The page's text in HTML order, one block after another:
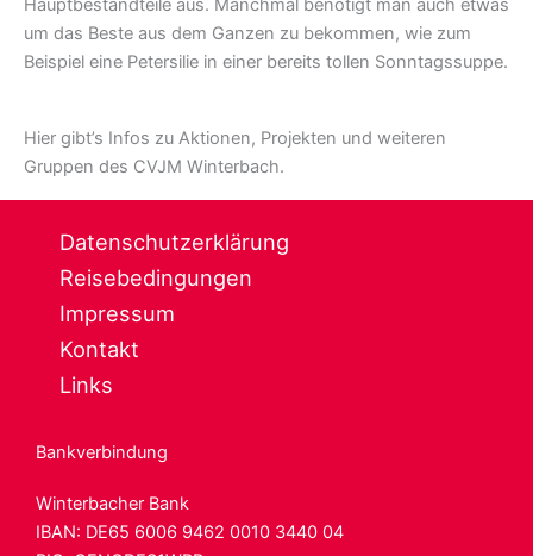
Hauptbestandteile aus. Manchmal benötigt man auch etwas
um das Beste aus dem Ganzen zu bekommen, wie zum
Beispiel eine Petersilie in einer bereits tollen Sonntagssuppe.
Hier gibt’s Infos zu Aktionen, Projekten und weiteren
Gruppen des CVJM Winterbach.
Datenschutzerklärung
Reisebedingungen
Impressum
Kontakt
Links
Bankverbindung
Winterbacher Bank
IBAN: DE65 6006 9462 0010 3440 04